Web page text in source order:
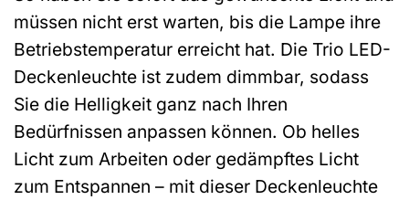
müssen nicht erst warten, bis die Lampe ihre
Betriebstemperatur erreicht hat. Die Trio LED-
Deckenleuchte ist zudem dimmbar, sodass
Sie die Helligkeit ganz nach Ihren
Bedürfnissen anpassen können. Ob helles
Licht zum Arbeiten oder gedämpftes Licht
zum Entspannen – mit dieser Deckenleuchte